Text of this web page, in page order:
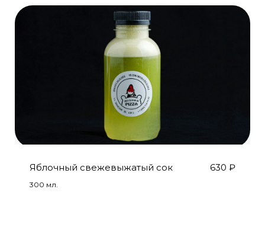
Яблочный свежевыжатый сок 630 ₽
300 мл.